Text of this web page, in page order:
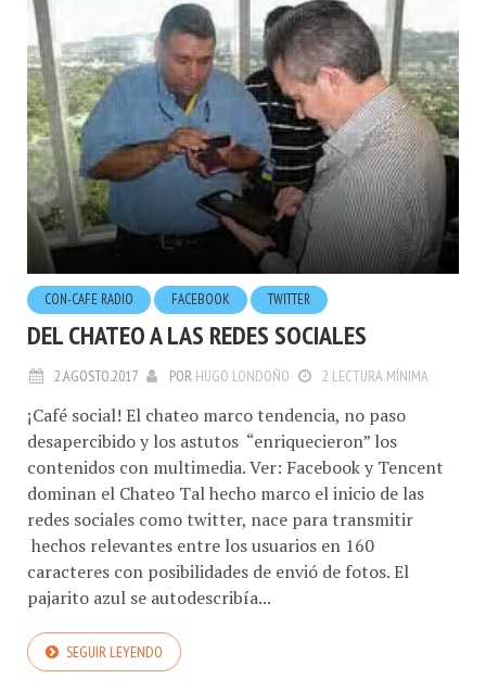
CON-CAFE RADIO FACEBOOK TWITTER
DEL CHATEO A LAS REDES SOCIALES
2.AGOSTO.2017 POR HUGO LONDOÑO 2 LECTURA MÍNIMA
¡Café social! El chateo marco tendencia, no paso
desapercibido y los astutos “enriquecieron” los
contenidos con multimedia. Ver: Facebook y Tencent
dominan el Chateo Tal hecho marco el inicio de las
redes sociales como twitter, nace para transmitir
hechos relevantes entre los usuarios en 160
caracteres con posibilidades de envió de fotos. El
pajarito azul se autodescribía...
SEGUIR LEYENDO